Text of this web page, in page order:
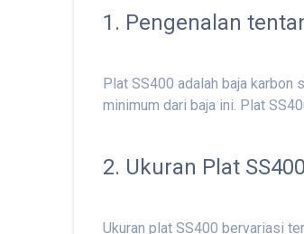
1. Pengenalan
Plat SS400 adalah baja karbon
minimum dari baja ini. Plat
2. Ukuran Plat SS400
Ukuran plat SS400 bervariasi